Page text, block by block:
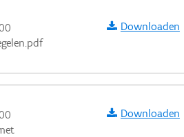
Downloaden
Downloaden